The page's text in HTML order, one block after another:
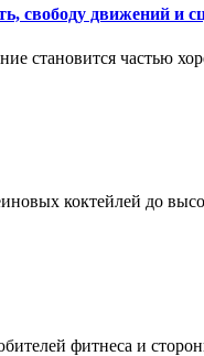
свободу движений и
становится частью
коктейлей до
фитнеса и